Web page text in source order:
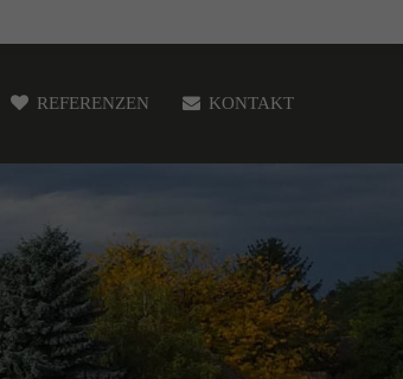
REFERENZEN KONTAKT